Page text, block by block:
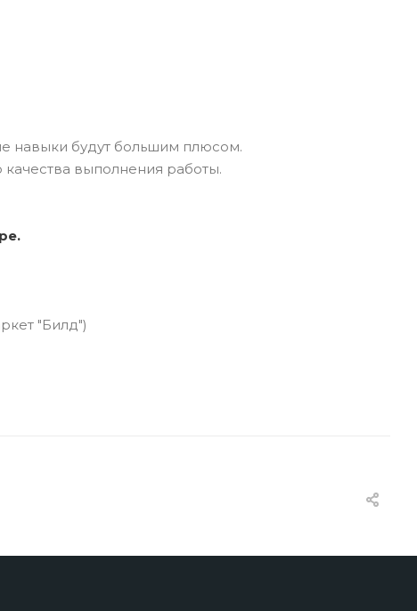
навыки будут большим плюсом.
выполнения работы.
"Билд")